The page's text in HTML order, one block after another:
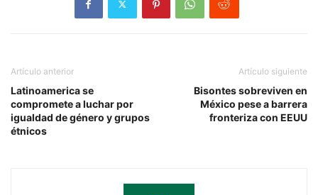
Artículo anterior
Latinoamerica se
compromete a luchar por
igualdad de género y grupos
étnicos
Artículo siguiente
Bisontes sobreviven en
México pese a barrera
fronteriza con EEUU